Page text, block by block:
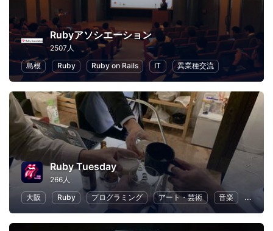
Rubyアソシエーション
2507人
島根
Ruby Ruby on Rails IT 異業種交流
Ruby Tuesday
266人
大阪
Ruby プログラミング アート・芸術 音楽 読書